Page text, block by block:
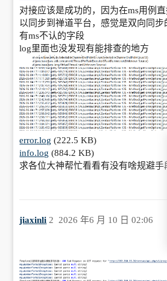
对接应该是成功的，因为在ms用例
以同步到禅道平台，感觉是双向同
有ms不认的字段
log里面也没发现有能排查的地方
error.log (222.5 KB)
info.log (884.2 KB)
求各位大神帮忙看看有没有啥规避手
jiaxinli 2026 年6 月 10 日 02:06
2